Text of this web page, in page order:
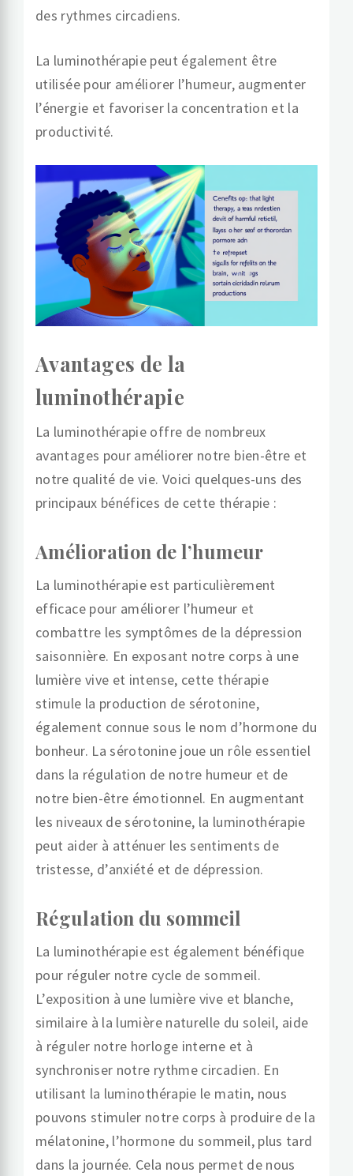
des rythmes circadiens.
La luminothérapie peut également être
utilisée pour améliorer l’humeur, augmenter
l’énergie et favoriser la concentration et la
productivité.
Avantages de la
luminothérapie
La luminothérapie offre de nombreux
avantages pour améliorer notre bien-être et
notre qualité de vie. Voici quelques-uns des
principaux bénéfices de cette thérapie :
Amélioration de l’humeur
La luminothérapie est particulièrement
efficace pour améliorer l’humeur et
combattre les symptômes de la dépression
saisonnière. En exposant notre corps à une
lumière vive et intense, cette thérapie
stimule la production de sérotonine,
également connue sous le nom d’hormone du
bonheur. La sérotonine joue un rôle essentiel
dans la régulation de notre humeur et de
notre bien-être émotionnel. En augmentant
les niveaux de sérotonine, la luminothérapie
peut aider à atténuer les sentiments de
tristesse, d’anxiété et de dépression.
Régulation du sommeil
La luminothérapie est également bénéfique
pour réguler notre cycle de sommeil.
L’exposition à une lumière vive et blanche,
similaire à la lumière naturelle du soleil, aide
à réguler notre horloge interne et à
synchroniser notre rythme circadien. En
utilisant la luminothérapie le matin, nous
pouvons stimuler notre corps à produire de la
mélatonine, l’hormone du sommeil, plus tard
dans la journée. Cela nous permet de nous